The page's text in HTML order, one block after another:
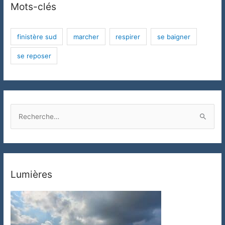
Mots-clés
finistère sud marcher respirer se baigner
se reposer
r
c
h
e
Lumières